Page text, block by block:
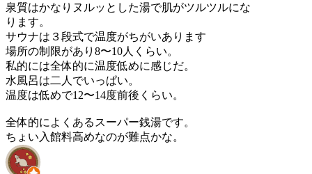
泉質はかなりヌルッとした湯で肌がツルツルにな
ります。
サウナは３段式で温度がちがいあります
場所の制限があり8〜10人くらい。
私的には全体的に温度低めに感じだ。
水風呂は二人でいっぱい。
温度は低めで12〜14度前後くらい。
全体的によくあるスーパー銭湯です。
ちょい入館料高めなのが難点かな。